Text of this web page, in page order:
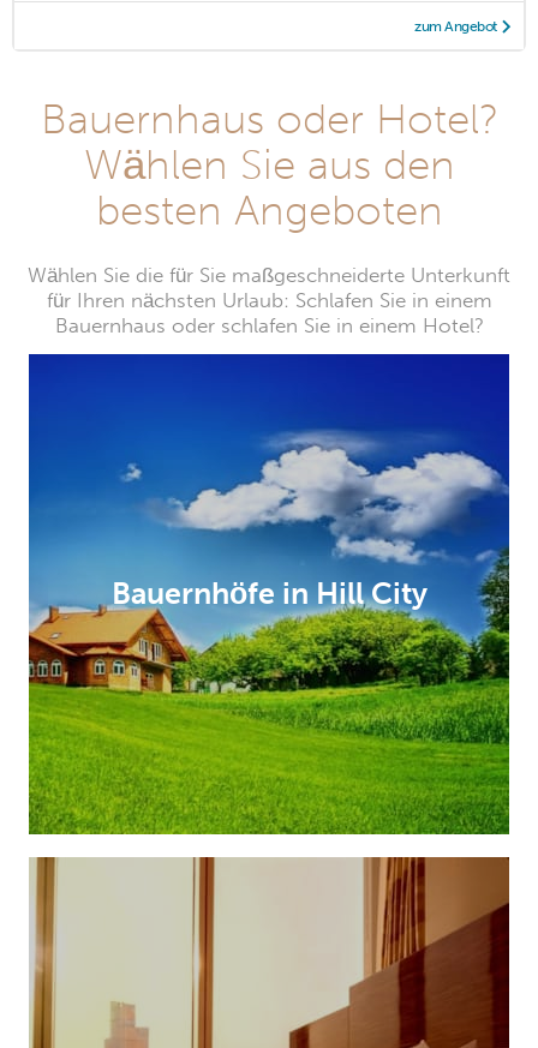
zum Angebot
Bauernhaus oder Hotel?
Wählen Sie aus den
besten Angeboten
Wählen Sie die für Sie maßgeschneiderte Unterkunft
für Ihren nächsten Urlaub: Schlafen Sie in einem
Bauernhaus oder schlafen Sie in einem Hotel?
Bauernhöfe in Hill City